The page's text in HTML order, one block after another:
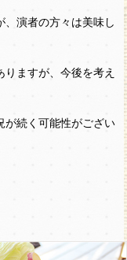
、演者の方々は美味し
ますが、今後を考え
が続く可能性がござい